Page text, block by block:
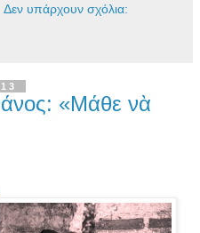
Δεν υπάρχουν σχόλια:
«Μάθε νὰ